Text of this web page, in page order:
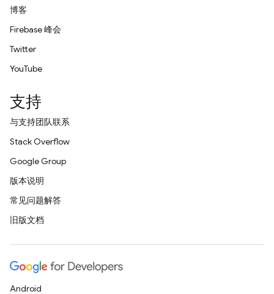
博客
Firebase 峰会
Twitter
YouTube
支持
与支持团队联系
Stack Overflow
Google Group
版本说明
常见问题解答
旧版文档
Android